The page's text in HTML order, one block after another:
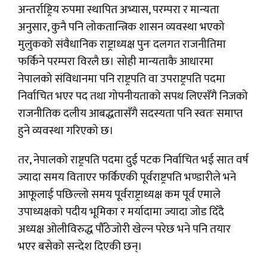
अन्तर्राष्ट्रिय रुपमा स्थापित अभ्यास, परम्परा र मान्यता
अनुसार, कुनै पनि लोकतान्त्रिक शासन व्यवस्था भएको
मुलुकको संवैधानिक राष्ट्राध्यक्ष पुनः दलगत राजनीतिमा
फर्किने परम्परा विरलै छ। सोही मान्यताकै आधारमा
नेपालको संविधानमा पनि राष्ट्रपति वा उपराष्ट्रपति पदमा
निर्वाचित भएर पद तथा गोपनीयताको सपथ लिएसँगै निजको
राजनीतिक दलीय आबद्धतासँगै सदस्यता पनि स्वतः समाप्त
हुने व्यवस्था गरिएको छ।
तर, नेपालको राष्ट्रपति पदमा दुई पटक निर्वाचित भई सात वर्ष
ज्यादा समय विताएर फर्किएकी पूर्वराष्ट्रपति भण्डारीले भने
आफूलाई पछिल्लो समय पूर्वराष्ट्राध्यक्ष कम पूर्व एमाले
उपाध्यक्षको पदीय भूमिका र मर्यादामा ज्यादा जोड दिँदै
अध्यक्ष ओलीविरुद्ध पौँठेजोरी खेल्न परेछ भने पनि तयार
भएर बसेको सन्देश दिएकी छन्।